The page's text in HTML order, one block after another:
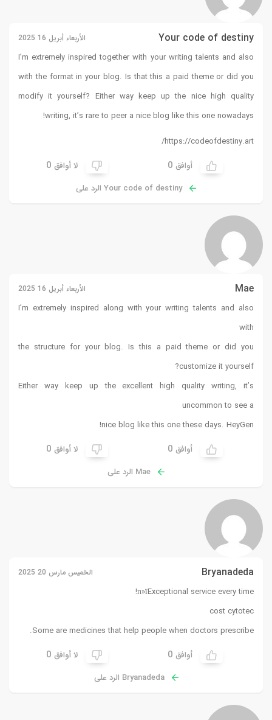
Your code of destiny الأربعاء أبريل 16 2025
I’m extremely inspired together with your writing talents and also
with the format in your blog. Is that this a paid theme or did you
modify it yourself? Either way keep up the nice high quality
writing, it’s rare to peer a nice blog like this one nowadays
!
https://codeofdestiny.art/
أوافق 0 لا أوافق 0
Your code of destiny الرد على
Mae الأربعاء أبريل 16 2025
I’m extremely inspired along with your writing talents and also
with
the structure for your blog. Is this a paid theme or did you
customize it yourself?
Either way keep up the excellent high quality writing, it’s
uncommon to see a
nice blog like this one these days. HeyGen
!
أوافق 0 لا أوافق 0
Mae الرد على
Bryanadeda الخميس مارس 20 2025
п»їExceptional service every time!
cost cytotec
Some are medicines that help people when doctors prescribe.
أوافق 0 لا أوافق 0
Bryanadeda الرد على